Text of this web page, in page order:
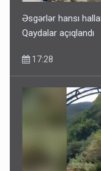
Əsgərlər hansı
Qaydalar açıqlandı
17:28